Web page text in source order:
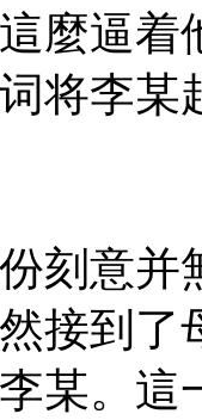
麼逼着
将李某
刻意并
接到了
某。這